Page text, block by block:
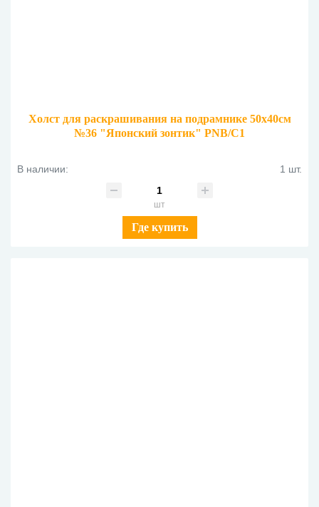
Холст для раскрашивания на подрамнике 50х40см
№36 "Японский зонтик" PNB/C1
В наличии: 1 шт.
шт
Где купить